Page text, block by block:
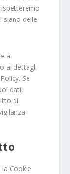
siano delle
a
ai dettagli
Se
dati,
di
Cookie